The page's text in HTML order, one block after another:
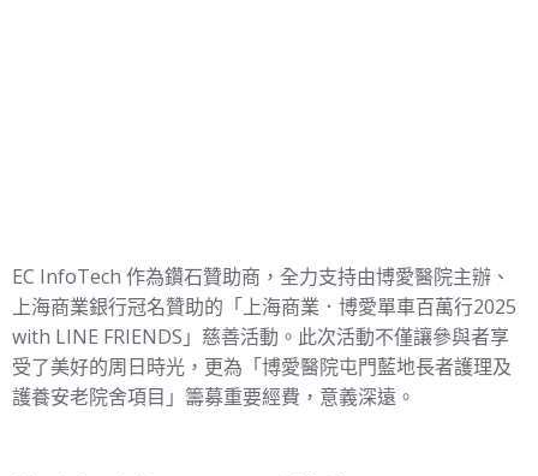
EC InfoTech 作為鑽石贊助商，全力支持由博愛醫院主辦、
上海商業銀行冠名贊助的「上海商業．博愛單車百萬行2025
with LINE FRIENDS」慈善活動。此次活動不僅讓參與者享
受了美好的周日時光，更為「博愛醫院屯門藍地長者護理及
護養安老院舍項目」籌募重要經費，意義深遠。